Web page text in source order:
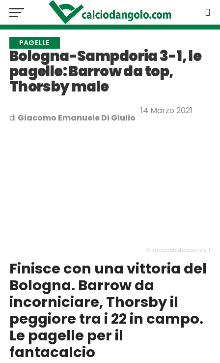
PAGELLE
Bologna-Sampdoria 3-1, le
pagelle: Barrow da top,
Thorsby male
di Giacomo Emanuele Di Giulio
14 Marzo 2021
© imagephotoagency.it
Finisce con una vittoria del
Bologna. Barrow da
incorniciare, Thorsby il
peggiore tra i 22 in campo.
Le pagelle per il
fantacalcio